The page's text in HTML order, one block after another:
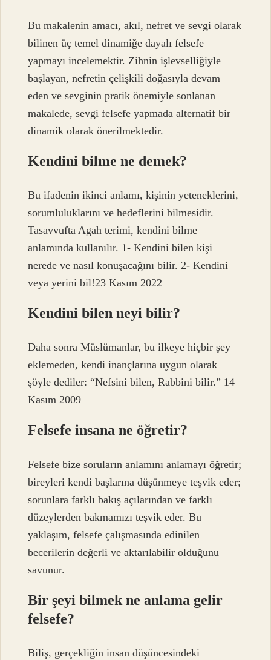
Bu makalenin amacı, akıl, nefret ve sevgi olarak
bilinen üç temel dinamiğe dayalı felsefe
yapmayı incelemektir. Zihnin işlevselliğiyle
başlayan, nefretin çelişkili doğasıyla devam
eden ve sevginin pratik önemiyle sonlanan
makalede, sevgi felsefe yapmada alternatif bir
dinamik olarak önerilmektedir.
Kendini bilme ne demek?
Bu ifadenin ikinci anlamı, kişinin yeteneklerini,
sorumluluklarını ve hedeflerini bilmesidir.
Tasavvufta Agah terimi, kendini bilme
anlamında kullanılır. 1- Kendini bilen kişi
nerede ve nasıl konuşacağını bilir. 2- Kendini
veya yerini bil!23 Kasım 2022
Kendini bilen neyi bilir?
Daha sonra Müslümanlar, bu ilkeye hiçbir şey
eklemeden, kendi inançlarına uygun olarak
şöyle dediler: “Nefsini bilen, Rabbini bilir.” 14
Kasım 2009
Felsefe insana ne öğretir?
Felsefe bize soruların anlamını anlamayı öğretir;
bireyleri kendi başlarına düşünmeye teşvik eder;
sorunlara farklı bakış açılarından ve farklı
düzeylerden bakmamızı teşvik eder. Bu
yaklaşım, felsefe çalışmasında edinilen
becerilerin değerli ve aktarılabilir olduğunu
savunur.
Bir şeyi bilmek ne anlama gelir
felsefe?
Biliş, gerçekliğin insan düşüncesindeki